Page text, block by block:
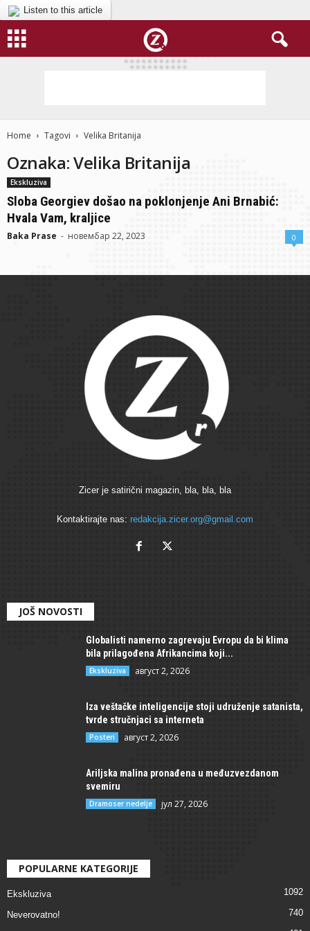
Listen to this article
Home Tagovi Velika Britanija
Oznaka: Velika Britanija
Ekskluziva
Sloba Georgiev došao na poklonjenje Ani Brnabić:
Hvala Vam, kraljice
Baka Prase - новембар 22, 2023 0
Zicer je satirični magazin, bla, bla, bla
Kontaktirajte nas: redakcija.zicer.org@gmail.com
JOŠ NOVOSTI
Globalisti namerno zagrevaju Evropu da bi klima
bila prilagođena Afrikancima koji...
Ekskluziva август 2, 2026
Iza veštačke inteligencije stoji udruženje satanista,
tvrde stručnjaci sa interneta
Posteri август 2, 2026
Ariljska malina pronađena u međuzvezdanom
svemiru
Dramoser nedelje јул 27, 2026
POPULARNE KATEGORIJE
Ekskluziva 1092
Neverovatno! 740